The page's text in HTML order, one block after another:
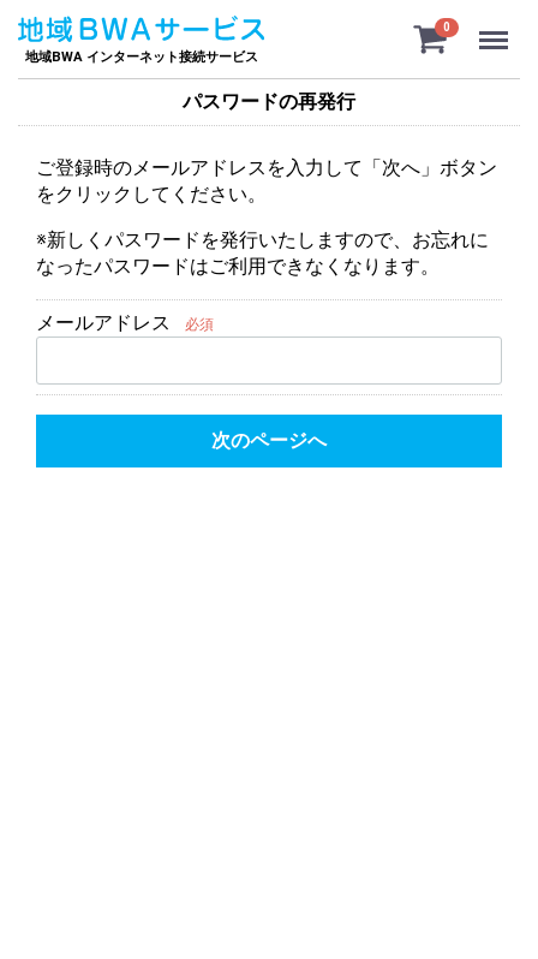
地域BWA インターネット接続サービス
0 Menu
パスワードの再発行
ご登録時のメールアドレスを入力して「次へ」ボタン
をクリックしてください。
※新しくパスワードを発行いたしますので、お忘れに
なったパスワードはご利用できなくなります。
メールアドレス 必須
次のページへ